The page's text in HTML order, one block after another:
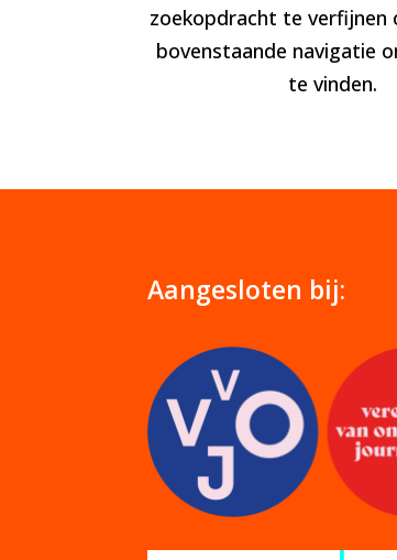
zoekopdracht te verfijnen
bovenstaande navigatie
te vinden.
Aangesloten bij: